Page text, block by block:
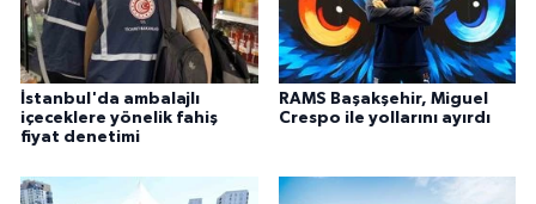
İstanbul'da ambalajlı
içeceklere yönelik fahiş
fiyat denetimi
RAMS Başakşehir, Miguel
Crespo ile yollarını ayırdı